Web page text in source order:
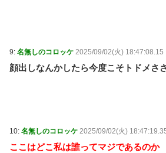
9: 名無しのコロッケ 2025/09/02(火) 18:47:08.15
顔出しなんかしたら今度こそトドメさ
10: 名無しのコロッケ 2025/09/02(火)
ここはどこ私は誰ってマジであるのか